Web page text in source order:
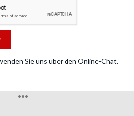
Sie uns über den Online-Chat.
•••